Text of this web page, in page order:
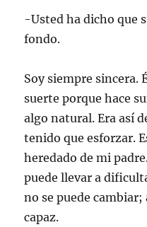
-Usted ha dicho que
fondo.
Soy siempre sincera.
suerte porque hace
algo natural. Era así
tenido que esforzar.
heredado de mi
puede llevar a
no se puede
capaz.